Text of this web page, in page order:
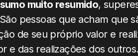
muito resumido,
pessoas que acham que
de seu próprio valor e
e das realizações dos outros.